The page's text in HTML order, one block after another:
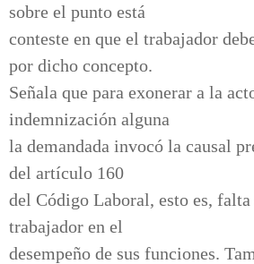
sobre el punto está
conteste en que el trabajador
por dicho concepto.
Señala que para exonerar a la
indemnización alguna
la demandada invocó la causal
del artículo 160
del Código Laboral, esto es,
trabajador en el
desempeño de sus funciones.